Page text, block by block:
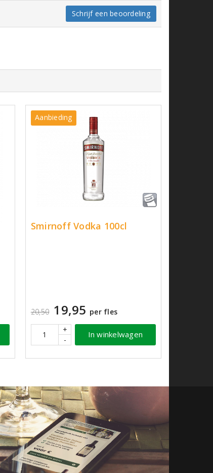
Schrijf een beoordeling
Aanbieding
Smirnoff Vodka 100cl
20,50 19,95 per fles
+
-
In winkelwagen